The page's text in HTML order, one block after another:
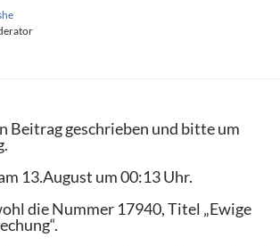
Beitrag geschrieben und bitte um
13.August um 00:13 Uhr.
die Nummer 17940, Titel „Ewige